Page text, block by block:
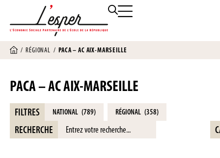
/RÉGIONAL /PACA – AC AIX-MARSEILLE
PACA – AC AIX-MARSEILLE
FILTRES NATIONAL (789) RÉGIONAL (358)
RECHERCHE